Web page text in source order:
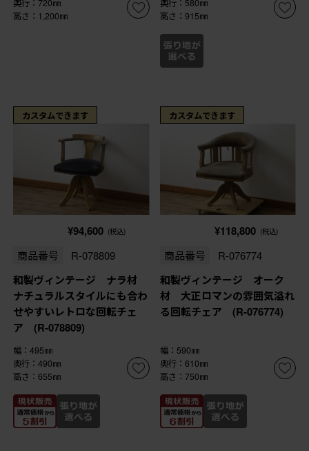
奥行：720㎜
高さ：1,200㎜
奥行：580㎜
高さ：915㎜
カスタムできます
¥94,600 (税込)
商品番号 R-078809
和製ヴィンテージ ナラ材
ナチュラルスタイルにも合わ
せやすいレトロな回転チェ
ア (R-078809)
幅：495㎜
奥行：490㎜
高さ：655㎜
カスタムできます
¥118,800 (税込)
商品番号 R-076774
和製ヴィンテージ オーク
材 大正ロマンの雰囲気溢れ
る回転チェア (R-076774)
幅：590㎜
奥行：610㎜
高さ：750㎜